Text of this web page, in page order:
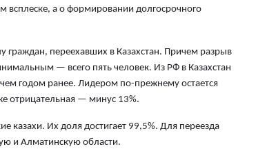
всплеске, а о формировании долгосрочного
граждан, переехавших в Казахстан. Причем разрыв
— всего пять человек. Из РФ в Казахстан
годом ранее. Лидером по-прежнему остается
отрицательная — минус 13%.
казахи. Их доля достигает 99,5%. Для переезда
и Алматинскую области.